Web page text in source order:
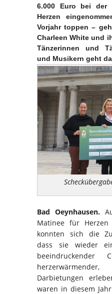
6.000 Euro bei der
Herzen
Vorjahr toppen –
Charleen White und
Tänzerinnen und
und Musikern geht
Bad Oeynhausen.
Matinee für Herzen
konnten sich die
dass sie wieder
beeindruckender
Darbietungen
waren in diesem